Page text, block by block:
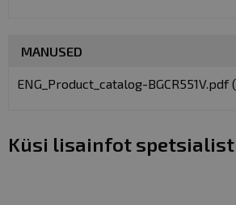
MANUSED
ENG_Product_catalog-BGCR551V.pdf
Küsi lisainfot